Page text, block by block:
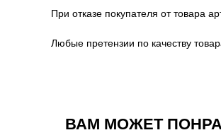
При отказе покупателя от товара
Любые претензии по качеству
ВАМ МОЖЕТ